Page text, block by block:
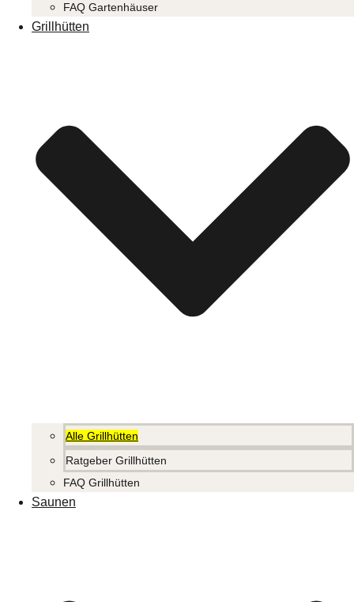
FAQ Gartenhäuser
Grillhütten
Alle Grillhütten
Ratgeber Grillhütten
FAQ Grillhütten
Saunen